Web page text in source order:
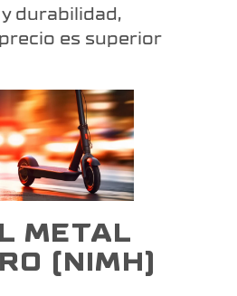
durabilidad,
es superior
METAL
(NIMH)